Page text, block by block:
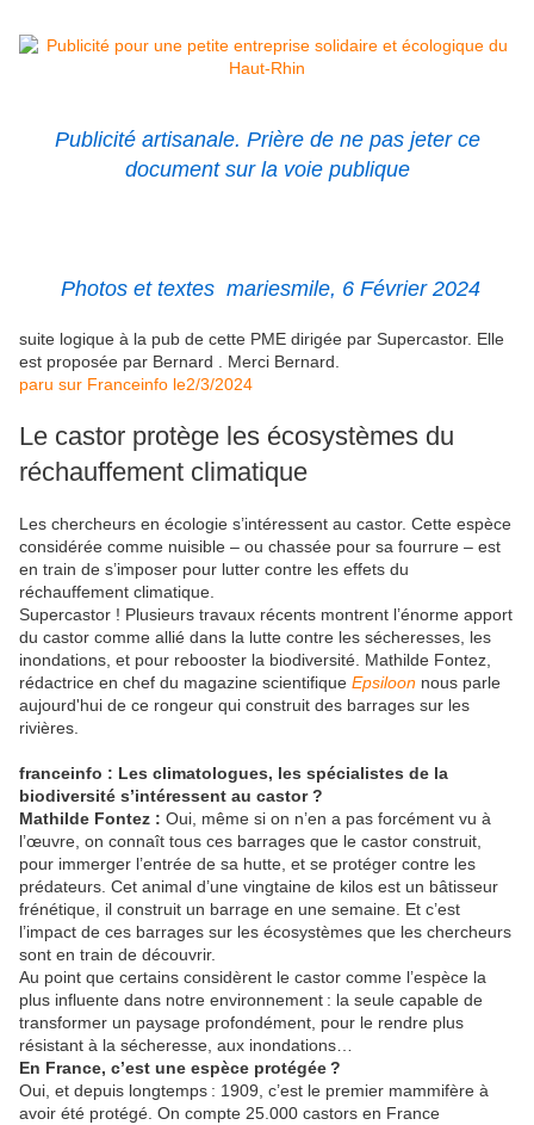
Publicité artisanale. Prière de ne pas jeter ce
document sur la voie publique
Photos et textes mariesmile, 6 Février 2024
suite logique à la pub de cette PME dirigée par Supercastor. Elle
est proposée par Bernard . Merci Bernard.
paru sur Franceinfo le2/3/2024
Le castor protège les écosystèmes du
réchauffement climatique
Les chercheurs en écologie s’intéressent au castor. Cette espèce
considérée comme nuisible – ou chassée pour sa fourrure – est
en train de s’imposer pour lutter contre les effets du
réchauffement climatique.
Supercastor ! Plusieurs travaux récents montrent l’énorme apport
du castor comme allié dans la lutte contre les sécheresses, les
inondations, et pour rebooster la biodiversité. Mathilde Fontez,
rédactrice en chef du magazine scientifique Epsiloon nous parle
aujourd'hui de ce rongeur qui construit des barrages sur les
rivières.
franceinfo : Les climatologues, les spécialistes de la
biodiversité s’intéressent au castor ?
Mathilde Fontez : Oui, même si on n’en a pas forcément vu à
l’œuvre, on connaît tous ces barrages que le castor construit,
pour immerger l’entrée de sa hutte, et se protéger contre les
prédateurs. Cet animal d’une vingtaine de kilos est un bâtisseur
frénétique, il construit un barrage en une semaine. Et c’est
l’impact de ces barrages sur les écosystèmes que les chercheurs
sont en train de découvrir.
Au point que certains considèrent le castor comme l’espèce la
plus influente dans notre environnement : la seule capable de
transformer un paysage profondément, pour le rendre plus
résistant à la sécheresse, aux inondations…
En France, c’est une espèce protégée ?
Oui, et depuis longtemps : 1909, c’est le premier mammifère à
avoir été protégé. On compte 25.000 castors en France